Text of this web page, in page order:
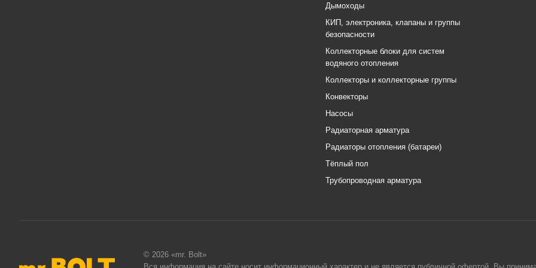
Дымоходы
КИП, электроника, клапаны и группы
безопасности
Коллекторные блоки для систем
водяного отопления
Коллекторы и коллекторные группы
Конвекторы
Насосы
Радиаторная арматура
Радиаторы отопления (батареи)
Тёплый пол
Трубопроводная арматура
© 2026 «mr. Bolt»